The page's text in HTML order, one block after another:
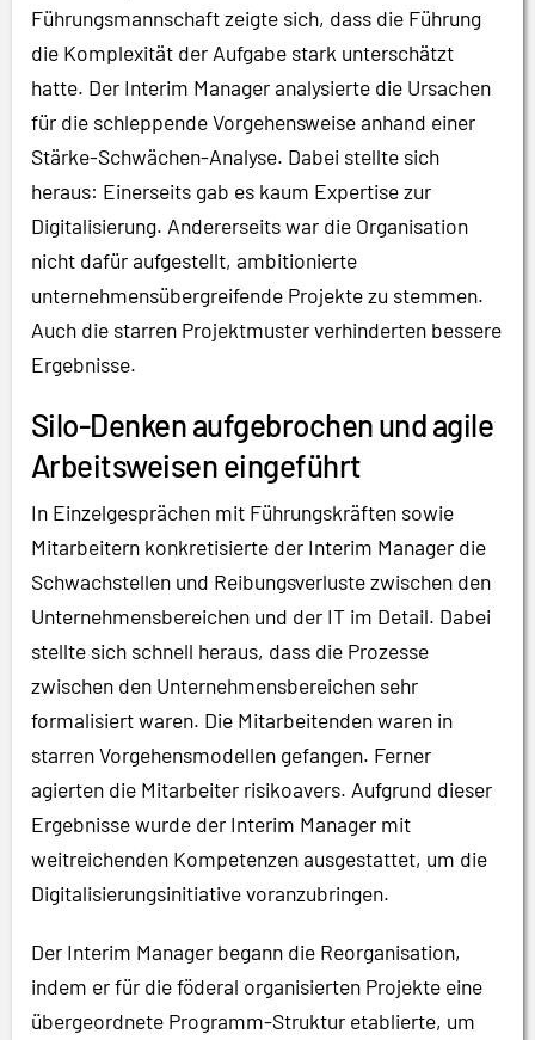
Führungsmannschaft zeigte sich, dass die Führung
die Komplexität der Aufgabe stark unterschätzt
hatte. Der Interim Manager analysierte die Ursachen
für die schleppende Vorgehensweise anhand einer
Stärke-Schwächen-Analyse. Dabei stellte sich
heraus: Einerseits gab es kaum Expertise zur
Digitalisierung. Andererseits war die Organisation
nicht dafür aufgestellt, ambitionierte
unternehmensübergreifende Projekte zu stemmen.
Auch die starren Projektmuster verhinderten bessere
Ergebnisse.
Silo-Denken aufgebrochen und agile
Arbeitsweisen eingeführt
In Einzelgesprächen mit Führungskräften sowie
Mitarbeitern konkretisierte der Interim Manager die
Schwachstellen und Reibungsverluste zwischen den
Unternehmensbereichen und der IT im Detail. Dabei
stellte sich schnell heraus, dass die Prozesse
zwischen den Unternehmensbereichen sehr
formalisiert waren. Die Mitarbeitenden waren in
starren Vorgehensmodellen gefangen. Ferner
agierten die Mitarbeiter risikoavers. Aufgrund dieser
Ergebnisse wurde der Interim Manager mit
weitreichenden Kompetenzen ausgestattet, um die
Digitalisierungsinitiative voranzubringen.
Der Interim Manager begann die Reorganisation,
indem er für die föderal organisierten Projekte eine
übergeordnete Programm-Struktur etablierte, um